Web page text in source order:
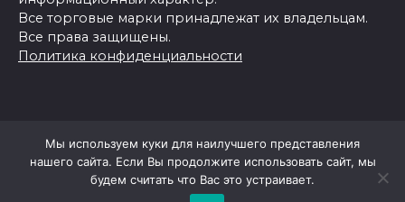
Все торговые марки принадлежат их владельцам.
Все права защищены.
Политика конфиденциальности
Мы используем куки для наилучшего представления
нашего сайта. Если Вы продолжите использовать сайт, мы
будем считать что Вас это устраивает.